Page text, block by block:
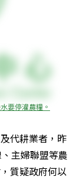
要停灌農糧。
代耕業者，昨
主婦聯盟等農
質疑政府何以